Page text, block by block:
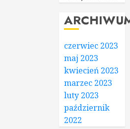
czerwiec 2023
maj 2023
kwiecień 2023
marzec 2023
luty 2023
październik
2022